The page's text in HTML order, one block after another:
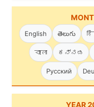
English తెలుగు
বাংলা ಕನ್ನಡ
Русский
YEAR